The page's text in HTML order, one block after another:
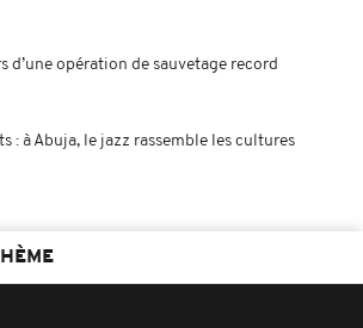
d’une opération de sauvetage record
: à Abuja, le jazz rassemble les cultures